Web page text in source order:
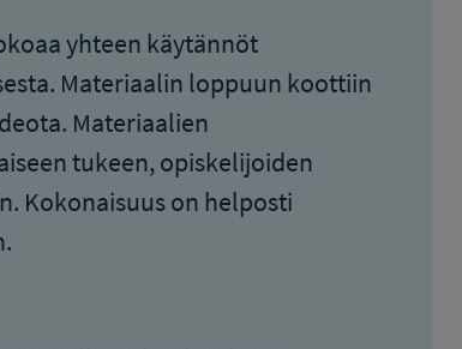
yhteen käytännöt
Materiaalin loppuun koottiin
Materiaalien
tukeen, opiskelijoiden
Kokonaisuus on helposti